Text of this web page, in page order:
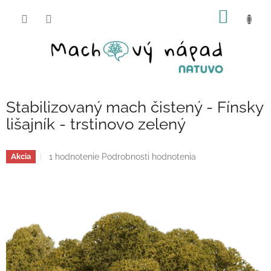
Stabilizovaný mach čistený - Fínsky
lišajník - trstinovo zelený
Akcia
Priemerné
hviezdičiek.
1 hodnotenie Podrobnosti hodnotenia